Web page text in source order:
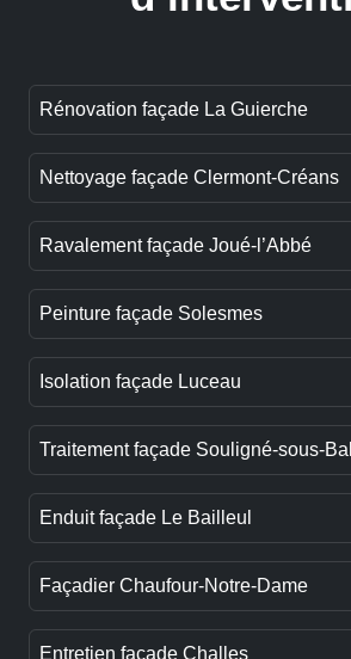
Rénovation façade La Guierche
Nettoyage façade Clermont-Créans
Ravalement façade Joué-l’Abbé
Peinture façade Solesmes
Isolation façade Luceau
Traitement façade Souligné-sous-
Enduit façade Le Bailleul
Façadier Chaufour-Notre-Dame
Entretien façade Challes